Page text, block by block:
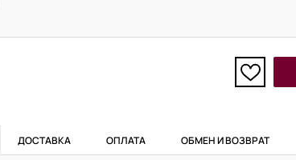
ДОСТАВКА ОПЛАТА ОБМЕН И ВОЗВРАТ